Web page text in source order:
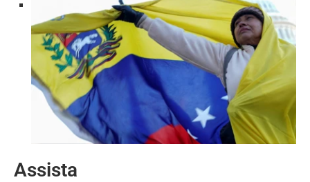
Assista